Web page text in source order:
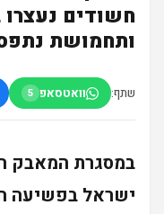
חשודים
ותחמושת
שתף: וואטסאפ 5
במסגרת
ישראל בפשיעה